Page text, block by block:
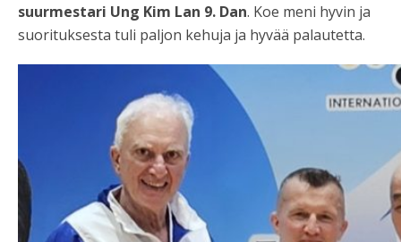
suurmestari Ung Kim Lan 9. Dan. Koe meni hyvin ja
suorituksesta tuli paljon kehuja ja hyvää palautetta.